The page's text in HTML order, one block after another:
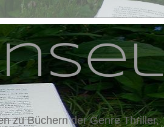
zu Büchern der Genre Thriller,